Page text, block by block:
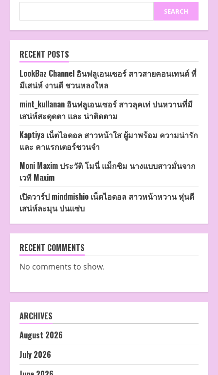
SEARCH
RECENT POSTS
LookBaz Channel อินฟลูเอนเซอร์ สาวสายคอนเทนต์ ที่
มีเสน่ห์ งานดี ชวนหลงใหล
mint_kullanan อินฟลูเอนเซอร์ สาวลุคเท่ ปนหวานที่มี
เสน่ห์สะดุดตา และ น่าติดตาม
Kaptiya เน็ตไอดอล สาวหน้าใส ผู้มาพร้อม ความน่ารัก
และ คาแรกเตอร์ชวนจำ
Moni Maxim ประวัติ โมนี่ แม็กซิม นางแบบสาวมั่นจาก
เวที Maxim
เปิดวาร์ป mindmishio เน็ตไอดอล สาวหน้าหวาน หุ่นดี
เสน่ห์ละมุน ปนแซ่บ
RECENT COMMENTS
No comments to show.
ARCHIVES
August 2026
July 2026